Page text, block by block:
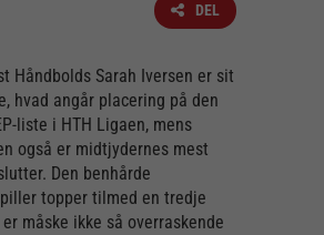
DEL
Håndbolds Sarah Iversen er sit
hvad angår placering på den
liste i HTH Ligaen, mens
også er midtjydernes mest
Den benhårde
topper tilmed en tredje
måske ikke så overraskende